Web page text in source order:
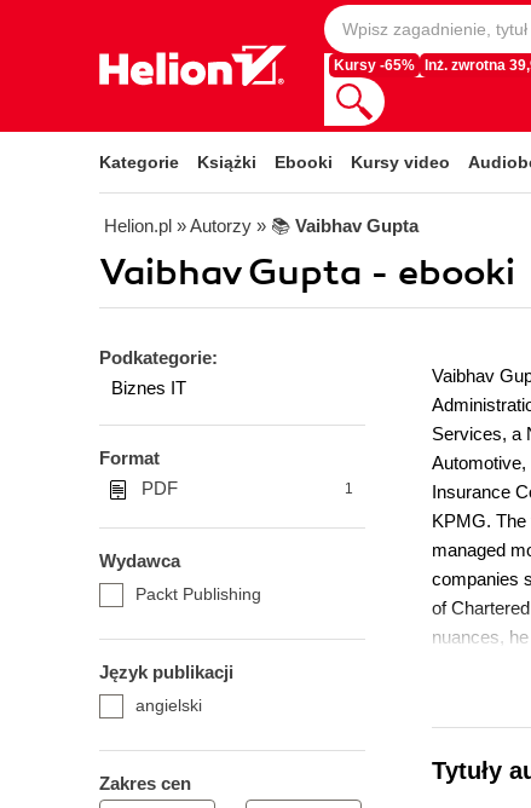
Kursy -65% Inż. zwrotna
Kategorie Książki Ebooki Kursy video
Helion.pl » Autorzy » 📚 Vaibhav Gupta
Vaibhav Gupta - ebooki
Podkategorie:
Biznes IT
Format
PDF
1
Wydawca
Packt Publishing
Język publikacji
angielski
Zakres cen
Vaibhav
Services, a
Automotive,
Insurance
KPMG.
managed
companies
of
nuances,
spectrum
Tytuły